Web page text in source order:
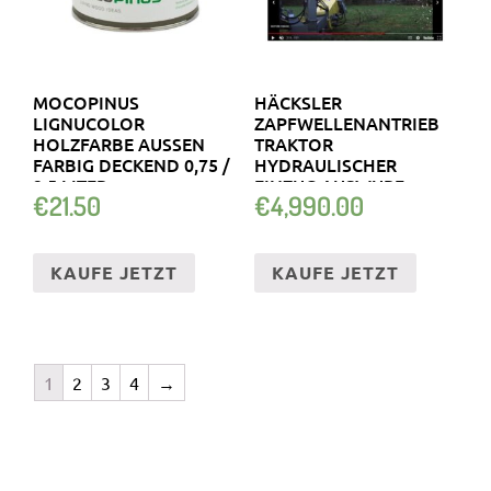
MOCOPINUS
LIGNUCOLOR
HOLZFARBE AUSSEN
FARBIG DECKEND 0,75 /
2,5 LITER
€21.50
KAUFE JETZT
HÄCKSLER
ZAPFWELLENANTRIEB
TRAKTOR
HYDRAULISCHER
EINZUG AUSWURF
SCHWENKBAR ÄSTE
Ø150M
€4,990.00
KAUFE JETZT
1 2 3 4 →